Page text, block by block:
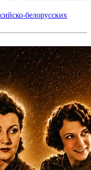
белорусских